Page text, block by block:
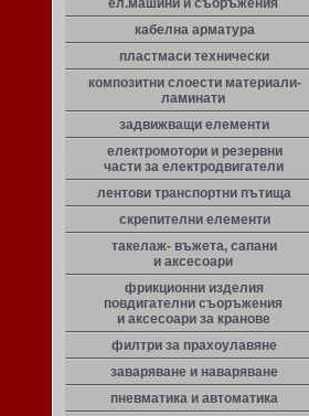
ел.машини и съоръжения
кабелна арматура
пластмаси технически
композитни слоести материали-
ламинати
задвижващи елементи
електромотори и резервни
части за електродвигатели
лентови транспортни пътища
скрепителни елементи
такелаж- въжета, сапани
и аксесоари
фрикционни изделия
повдигателни съоръжения
и аксесоари за кранове
филтри за прахоулавяне
заваряване и наваряване
пневматика и автоматика